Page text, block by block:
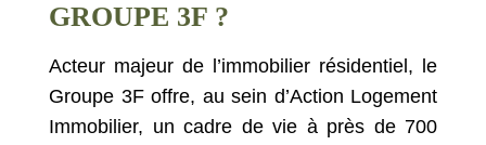
GROUPE 3F ?
Acteur majeur de l’immobilier résidentiel, le
Groupe 3F offre, au sein d’Action Logement
Immobilier, un cadre de vie à près de 700